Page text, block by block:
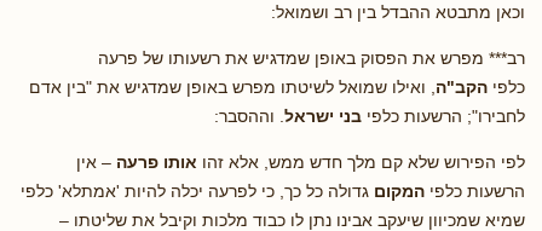
וכאן מתבטא ההבדל בין רב ושמואל:
רב*** מפרש את הפסוק באופן שמדגיש את רשעותו של פרעה
כלפי הקב"ה , ואילו שמואל לשיטתו מפרש באופן שמדגיש את "בין אדם
לחבירו"; הרשעות כלפי בני ישראל . וההסבר:
לפי הפירוש שלא קם מלך חדש ממש, אלא זהו אותו פרעה – אין
הרשעות כלפי המקום גדולה כל כך, כי לפרעה יכלה להיות 'אמתלא' כלפי
שמיא שמכיוון שיעקב אבינו נתן לו כבוד מלכות וקיבל את שליטתו –